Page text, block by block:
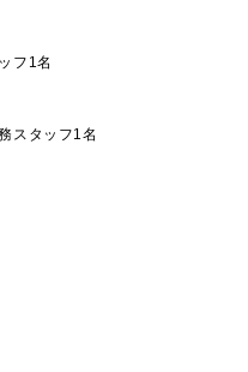
フ1名
スタッフ1名